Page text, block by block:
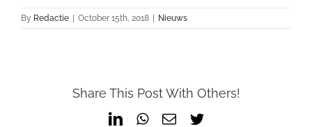
By Redactie | October 15th, 2018 | Nieuws
Share This Post With Others!
LinkedInWhatsApp
EmailTwitter